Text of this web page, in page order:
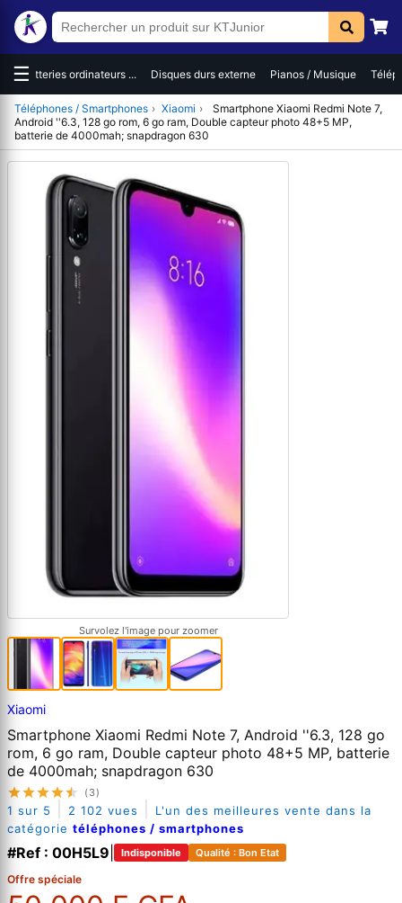
☰Batteries ordinateurs ... Disques durs externe Pianos / Musique
Téléphones / Smartphones › Xiaomi ›
Smartphone Xiaomi Redmi Note 7,
Android ''6.3, 128 go rom, 6 go ram, Double capteur photo 48+5 MP,
batterie de 4000mah; snapdragon 630
Survolez l'image pour zoomer
Xiaomi
Smartphone Xiaomi Redmi Note 7, Android ''6.3, 128 go
rom, 6 go ram, Double capteur photo 48+5 MP, batterie
de 4000mah; snapdragon 630
(3)
1 sur 5 2 102 vues
L'un des meilleures vente dans la
catégorie téléphones / smartphones
#Ref : 00H5L9 Indisponible Qualité : Bon Etat
Offre spéciale